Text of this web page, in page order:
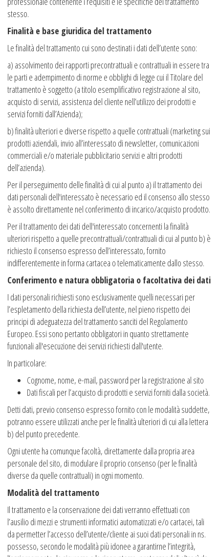
stesso.
Finalità e base giuridica del trattamento
Le finalità del trattamento cui sono destinati i dati dell’utente sono:
a) assolvimento dei rapporti precontrattuali e contrattuali in essere tra
le parti e adempimento di norme e obblighi di legge cui il Titolare del
trattamento è soggetto (a titolo esemplificativo registrazione al sito,
acquisto di servizi, assistenza del cliente nell’utilizzo dei prodotti e
servizi forniti dall’Azienda);
b) finalità ulteriori e diverse rispetto a quelle contrattuali (marketing sui
prodotti aziendali, invio all’interessato di newsletter, comunicazioni
commerciali e/o materiale pubblicitario servizi e altri prodotti
dell’azienda).
Per il perseguimento delle finalità di cui al punto a) il trattamento dei
dati personali dell'interessato è necessario ed il consenso allo stesso
è assolto direttamente nel conferimento di incarico/acquisto prodotto.
Per il trattamento dei dati dell'interessato concernenti la finalità
ulteriori rispetto a quelle precontrattuali/contrattuali di cui al punto b) è
richiesto il consenso espresso dell’interessato, fornito
indifferentemente in forma cartacea o telematicamente dallo stesso.
Conferimento e natura obbligatoria o facoltativa dei dati
I dati personali richiesti sono esclusivamente quelli necessari per
l’espletamento della richiesta dell’utente, nel pieno rispetto dei
principi di adeguatezza del trattamento sanciti del Regolamento
Europeo. Essi sono pertanto obbligatori in quanto strettamente
funzionali all'esecuzione dei servizi richiesti dall'utente.
In particolare:
Cognome, nome, e-mail, password per la registrazione al sito
Dati fiscali per l’acquisto di prodotti e servizi forniti dalla società.
Detti dati, previo consenso espresso fornito con le modalità suddette,
potranno essere utilizzati anche per le finalità ulteriori di cui alla lettera
b) del punto precedente.
Ogni utente ha comunque facoltà, direttamente dalla propria area
personale del sito, di modulare il proprio consenso (per le finalità
diverse da quelle contrattuali) in ogni momento.
Modalità del trattamento
Il trattamento e la conservazione dei dati verranno effettuati con
l’ausilio di mezzi e strumenti informatici automatizzati e/o cartacei, tali
da permetter l’accesso dell’utente/cliente ai suoi dati personali in ns.
possesso, secondo le modalità più idonee a garantirne l’integrità,